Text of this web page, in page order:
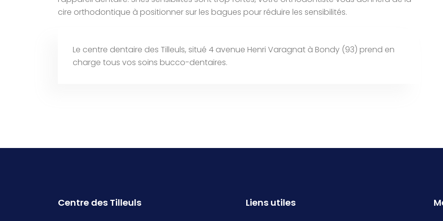
cire orthodontique à positionner sur les bagues pour réduire les sensibilités.
Le centre dentaire des Tilleuls, situé 4 avenue Henri Varagnat à Bondy (93) prend en
charge tous vos soins bucco-dentaires.
Centre des Tilleuls Liens utiles